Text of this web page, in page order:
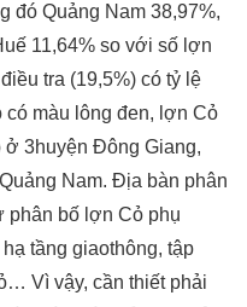
đó Quảng Nam 38,97%,
11,64% so với số lợn
tra (19,5%) có tỷ lệ
màu lông đen, lợn Cỏ
ở 3huyện Đông Giang,
Nam. Địa bàn phân
phân bố lợn Cỏ phụ
tầng giaothông, tập
Vì vậy, cần thiết phải